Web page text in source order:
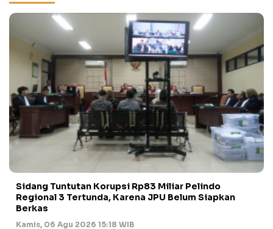
Sidang Tuntutan Korupsi Rp83 Miliar Pelindo
Regional 3 Tertunda, Karena JPU Belum Siapkan
Berkas
Kamis, 06 Agu 2026 15:18 WIB